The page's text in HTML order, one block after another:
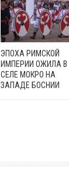
ЭПОХА РИМСКОЙ
ИМПЕРИИ ОЖИЛА В
СЕЛЕ МОКРО НА
ЗАПАДЕ БОСНИИ